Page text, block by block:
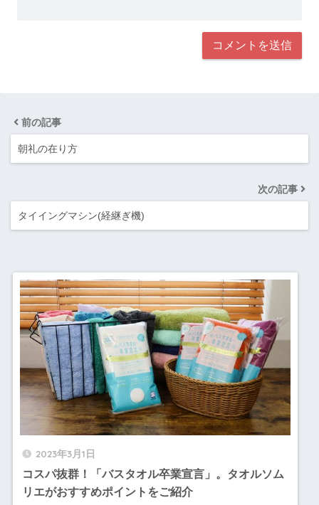
前の記事
朝礼の在り方
次の記事
タイイングマシン(経継ぎ機)
2023年3月1日
コスパ抜群！「バスタオル卒業宣言」。タオルソム
リエがおすすめポイントをご紹介